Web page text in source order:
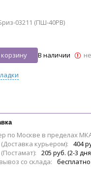
03211 (ПШ-40РВ)
корзину В наличии
по Москве в пределах
курьером):
404
205 руб. (2-3
со склада:
бесплатно